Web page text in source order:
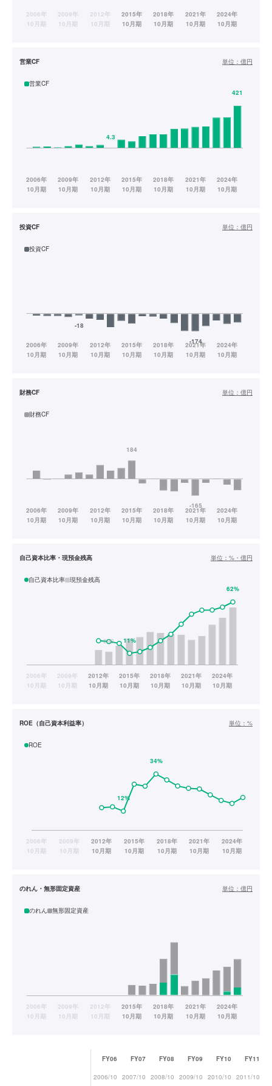
営業CF 単位： 億円
営業CF
投資CF 単位： 億円
投資CF
財務CF 単位： 億円
財務CF
自己資本比率・現預金残高 単位： %・億円
自己資本比率 現預金残高
ROE（自己資本利益率） 単位： %
ROE
のれん・無形固定資産 単位： 億円
のれん 無形固定資産
FY06 FY07 FY08 FY09 FY10 FY11
2006/10 2007/10 2008/10 2009/10 2010/10 2011/10